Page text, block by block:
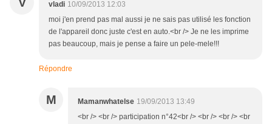
vladi 10/09/2013 12:03
moi j'en prend pas mal aussi je ne sais pas utilisé les fonction
de l'appareil donc juste c'est en auto.<br /> Je ne les imprime
pas beaucoup, mais je pense a faire un pele-mele!!!
Répondre
M Mamanwhatelse 19/09/2013 13:49
<br /> <br /> participation n°42<br /> <br /> <br /> <br